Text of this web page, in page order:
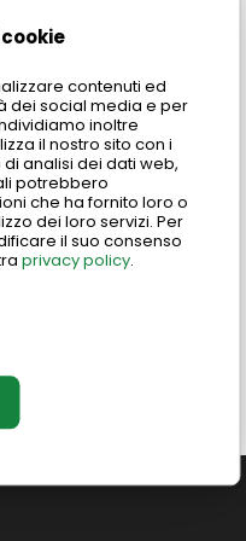
contenuti ed
dei social media e per
inoltre
il nostro sito con i
analisi dei dati web,
potrebbero
che ha fornito loro o
dei loro servizi. Per
il suo consenso
privacy policy.